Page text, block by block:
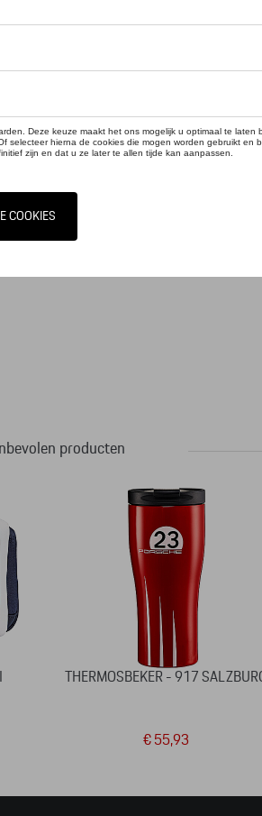
S
collector's T-shirt nr. 20 bewijst het zonder
een exclusieve metalen doos die bedrukt is
producten
THERMOSBEKER - 917
€ 55,93